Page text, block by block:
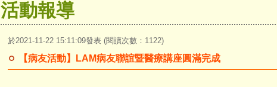
活動報導
於2021-11-22 15:11:09發表 (閱讀次數：1122)
【病友活動】LAM病友聯誼暨醫療講座圓滿完成